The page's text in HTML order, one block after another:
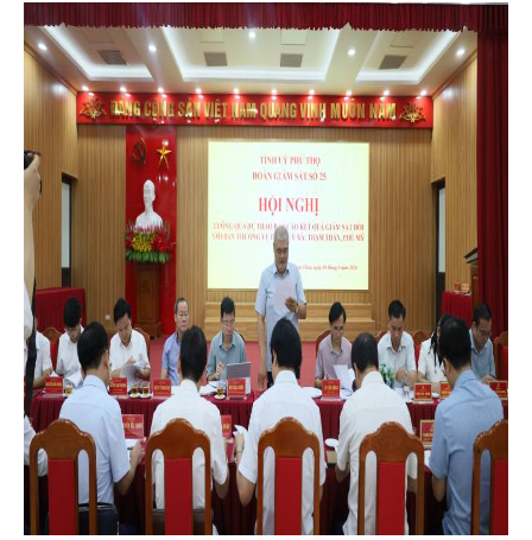
Thản và Ban Thường vụ Đảng ủy xã Phú Mỹ.